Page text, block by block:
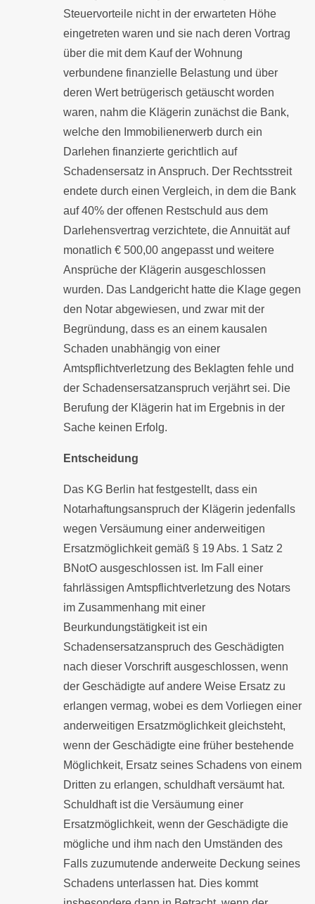
Steuervorteile nicht in der erwarteten Höhe
eingetreten waren und sie nach deren Vortrag
über die mit dem Kauf der Wohnung
verbundene finanzielle Belastung und über
deren Wert betrügerisch getäuscht worden
waren, nahm die Klägerin zunächst die Bank,
welche den Immobilienerwerb durch ein
Darlehen finanzierte gerichtlich auf
Schadensersatz in Anspruch. Der Rechtsstreit
endete durch einen Vergleich, in dem die Bank
auf 40% der offenen Restschuld aus dem
Darlehensvertrag verzichtete, die Annuität auf
monatlich € 500,00 angepasst und weitere
Ansprüche der Klägerin ausgeschlossen
wurden. Das Landgericht hatte die Klage gegen
den Notar abgewiesen, und zwar mit der
Begründung, dass es an einem kausalen
Schaden unabhängig von einer
Amtspflichtverletzung des Beklagten fehle und
der Schadensersatzanspruch verjährt sei. Die
Berufung der Klägerin hat im Ergebnis in der
Sache keinen Erfolg.
Entscheidung
Das KG Berlin hat festgestellt, dass ein
Notarhaftungsanspruch der Klägerin jedenfalls
wegen Versäumung einer anderweitigen
Ersatzmöglichkeit gemäß § 19 Abs. 1 Satz 2
BNotO ausgeschlossen ist. Im Fall einer
fahrlässigen Amtspflichtverletzung des Notars
im Zusammenhang mit einer
Beurkundungstätigkeit ist ein
Schadensersatzanspruch des Geschädigten
nach dieser Vorschrift ausgeschlossen, wenn
der Geschädigte auf andere Weise Ersatz zu
erlangen vermag, wobei es dem Vorliegen einer
anderweitigen Ersatzmöglichkeit gleichsteht,
wenn der Geschädigte eine früher bestehende
Möglichkeit, Ersatz seines Schadens von einem
Dritten zu erlangen, schuldhaft versäumt hat.
Schuldhaft ist die Versäumung einer
Ersatzmöglichkeit, wenn der Geschädigte die
mögliche und ihm nach den Umständen des
Falls zuzumutende anderweite Deckung seines
Schadens unterlassen hat. Dies kommt